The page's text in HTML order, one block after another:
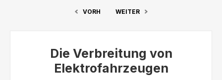
VORH WEITER
Die Verbreitung von
Elektrofahrzeugen